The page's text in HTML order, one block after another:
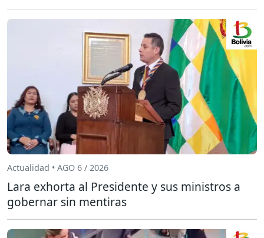
Actualidad • AGO 6 / 2026
Lara exhorta al Presidente y sus ministros a
gobernar sin mentiras